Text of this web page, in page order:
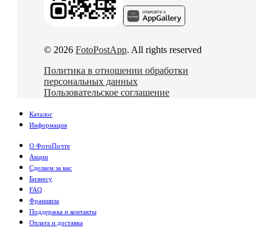
© 2026 FotoPostApp. All rights reserved
Политика в отношении обработки
персональных данных
Пользовательское соглашение
Каталог
Информация
О ФотоПочте
Акции
Сделаем за вас
Бизнесу
FAQ
Франшиза
Поддержка и контакты
Оплата и доставка